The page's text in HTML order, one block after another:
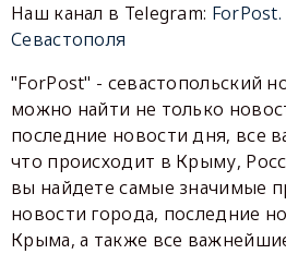
Наш канал в Telegram:
Севастополя
"ForPost" - севастопольский
можно найти не только
последние новости дня, все
что происходит в Крыму,
вы найдете самые значимые
новости города, последние
Крыма, а также все